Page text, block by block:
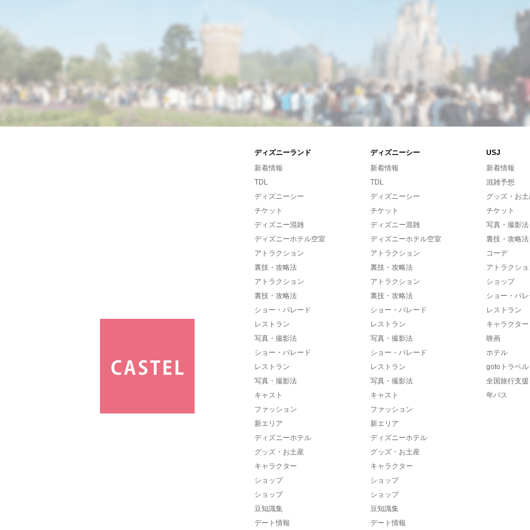
ディズニーランド ディズニーシー
USJ
新着情報
TDL
ディズニーシー
チケット
ディズニー混雑
ディズニーホテル空室
アトラクション
裏技・攻略法
アトラクション
裏技・攻略法
ショー・パレード
レストラン
写真・撮影法
ショー・パレード
レストラン
写真・撮影法
キャスト
ファッション
新エリア
ディズニーホテル
グッズ・お土産
キャラクター
ショップ
ショップ
豆知識集
デート情報
新着情報
TDL
ディズニーシー
チケット
ディズニー混雑
ディズニーホテル空室
アトラクション
裏技・攻略法
アトラクション
裏技・攻略法
ショー・パレード
レストラン
写真・撮影法
ショー・パレード
レストラン
写真・撮影法
キャスト
ファッション
新エリア
ディズニーホテル
グッズ・お土産
キャラクター
ショップ
ショップ
豆知識集
デート情報
新着情報
混雑予想
グッズ・お
チケット
写真・撮影法
裏技・攻略法
コーデ
アトラクシ
ショップ
ショー・パ
レストラン
キャラクター
映画
ホテル
gotoトラベル
全国旅行支援
年パス